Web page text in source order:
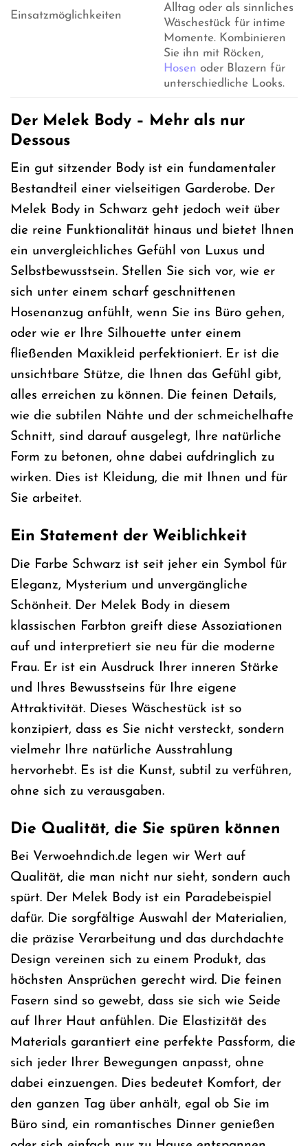
Einsatzmöglichkeiten
Alltag oder als sinnliches
Wäschestück für intime
Momente. Kombinieren
Sie ihn mit Röcken,
Hosen oder Blazern für
unterschiedliche Looks.
Der Melek Body – Mehr als nur
Dessous
Ein gut sitzender Body ist ein fundamentaler
Bestandteil einer vielseitigen Garderobe. Der
Melek Body in Schwarz geht jedoch weit über
die reine Funktionalität hinaus und bietet Ihnen
ein unvergleichliches Gefühl von Luxus und
Selbstbewusstsein. Stellen Sie sich vor, wie er
sich unter einem scharf geschnittenen
Hosenanzug anfühlt, wenn Sie ins Büro gehen,
oder wie er Ihre Silhouette unter einem
fließenden Maxikleid perfektioniert. Er ist die
unsichtbare Stütze, die Ihnen das Gefühl gibt,
alles erreichen zu können. Die feinen Details,
wie die subtilen Nähte und der schmeichelhafte
Schnitt, sind darauf ausgelegt, Ihre natürliche
Form zu betonen, ohne dabei aufdringlich zu
wirken. Dies ist Kleidung, die mit Ihnen und für
Sie arbeitet.
Ein Statement der Weiblichkeit
Die Farbe Schwarz ist seit jeher ein Symbol für
Eleganz, Mysterium und unvergängliche
Schönheit. Der Melek Body in diesem
klassischen Farbton greift diese Assoziationen
auf und interpretiert sie neu für die moderne
Frau. Er ist ein Ausdruck Ihrer inneren Stärke
und Ihres Bewusstseins für Ihre eigene
Attraktivität. Dieses Wäschestück ist so
konzipiert, dass es Sie nicht versteckt, sondern
vielmehr Ihre natürliche Ausstrahlung
hervorhebt. Es ist die Kunst, subtil zu verführen,
ohne sich zu verausgaben.
Die Qualität, die Sie spüren können
Bei Verwoehndich.de legen wir Wert auf
Qualität, die man nicht nur sieht, sondern auch
spürt. Der Melek Body ist ein Paradebeispiel
dafür. Die sorgfältige Auswahl der Materialien,
die präzise Verarbeitung und das durchdachte
Design vereinen sich zu einem Produkt, das
höchsten Ansprüchen gerecht wird. Die feinen
Fasern sind so gewebt, dass sie sich wie Seide
auf Ihrer Haut anfühlen. Die Elastizität des
Materials garantiert eine perfekte Passform, die
sich jeder Ihrer Bewegungen anpasst, ohne
dabei einzuengen. Dies bedeutet Komfort, der
den ganzen Tag über anhält, egal ob Sie im
Büro sind, ein romantisches Dinner genießen